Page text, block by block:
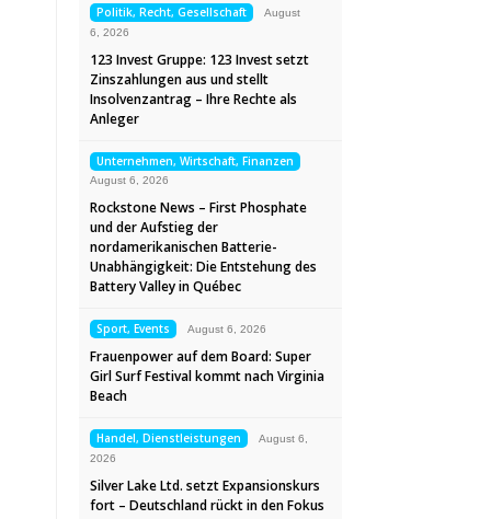
Politik, Recht, Gesellschaft
August
6, 2026
123 Invest Gruppe: 123 Invest setzt
Zinszahlungen aus und stellt
Insolvenzantrag – Ihre Rechte als
Anleger
Unternehmen, Wirtschaft, Finanzen
August 6, 2026
Rockstone News – First Phosphate
und der Aufstieg der
nordamerikanischen Batterie-
Unabhängigkeit: Die Entstehung des
Battery Valley in Québec
Sport, Events August 6, 2026
Frauenpower auf dem Board: Super
Girl Surf Festival kommt nach Virginia
Beach
Handel, Dienstleistungen
August 6,
2026
Silver Lake Ltd. setzt Expansionskurs
fort – Deutschland rückt in den Fokus